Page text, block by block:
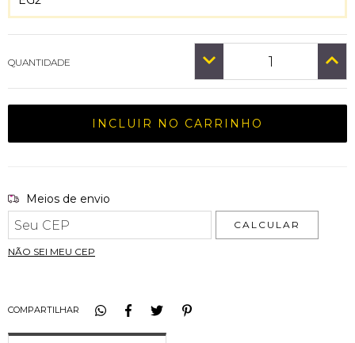
QUANTIDADE
Entregas para o CEP:
Meios de envio
CALCULAR
NÃO SEI MEU CEP
COMPARTILHAR